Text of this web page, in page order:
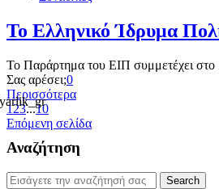
Το Ελληνικό Ίδρυμα
Το Παράρτημα του ΕΙΠ συμμετέχει
Σας αρέσει;0
Περισσότερα
123...10
Επόμενη σελίδα
Αναζήτηση